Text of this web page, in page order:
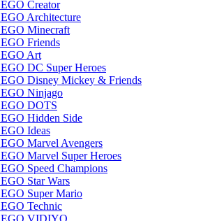
Creator
Architecture
Minecraft
Friends
Art
DC Super Heroes
Disney Mickey & Friends
Ninjago
DOTS
Hidden Side
Ideas
Marvel Avengers
Marvel Super Heroes
Speed Champions
Star Wars
Super Mario
Technic